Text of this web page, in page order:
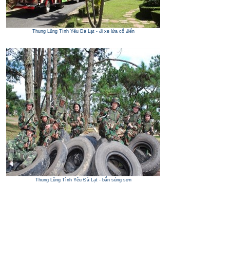
Thung Lũng Tình Yêu Đà Lạt - đi xe lửa cổ điển
Thung Lũng Tình Yêu Đà Lạt - bắn súng sơn